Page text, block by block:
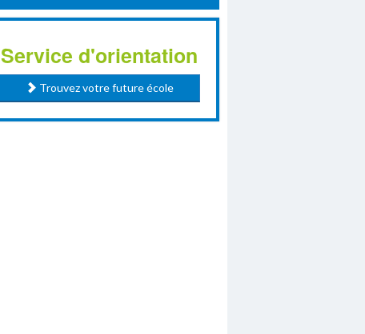
Service d'orientation
Trouvez votre future école